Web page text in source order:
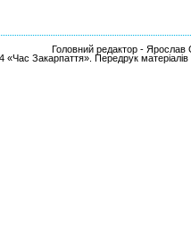
Головний редактор - Ярослав
«Час Закарпаття». Передрук